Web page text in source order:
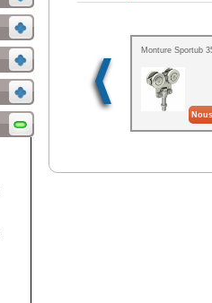
Monture Sportub